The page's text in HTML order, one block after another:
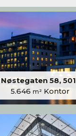
Nøstegaten 58,
5.646 m²Kontor